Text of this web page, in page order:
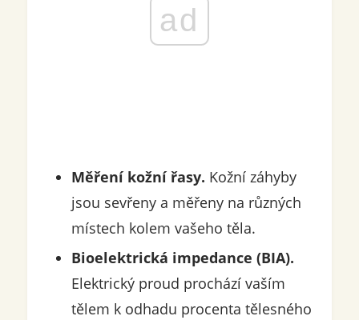
ad
Měření kožní řasy. Kožní záhyby
jsou sevřeny a měřeny na různých
místech kolem vašeho těla.
Bioelektrická impedance (BIA).
Elektrický proud prochází vaším
tělem k odhadu procenta tělesného